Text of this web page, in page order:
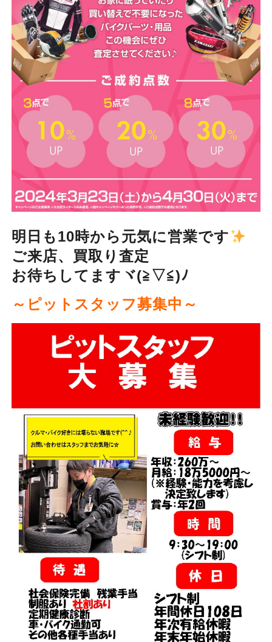
明日も10時から元気に営業です
ご来店、買取り査定
お待ちしてますヾ(≧▽≦)ﾉ
～ピットスタッフ募集中～